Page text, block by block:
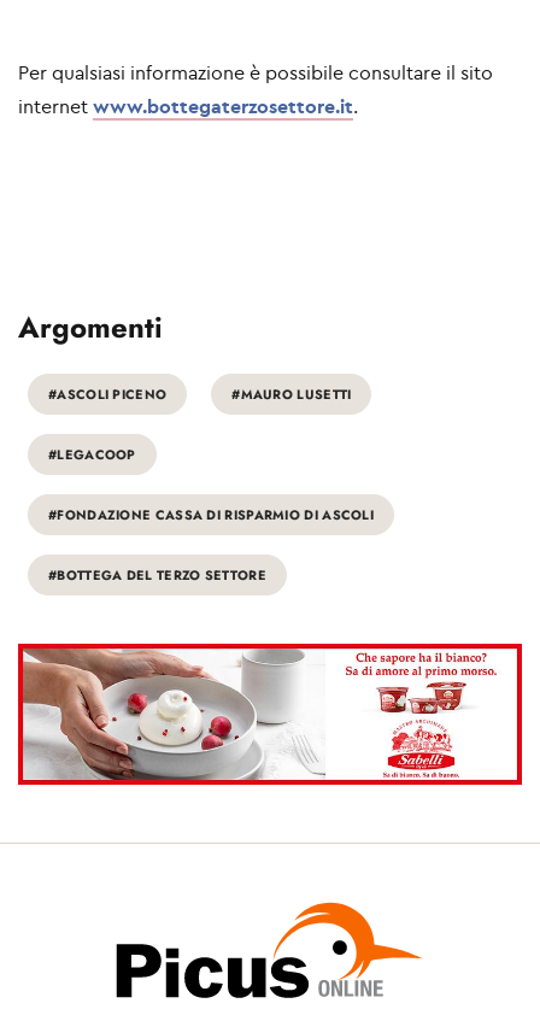
Per qualsiasi informazione è possibile consultare il sito
internet www.bottegaterzosettore.it.
Argomenti
#ASCOLI PICENO #MAURO LUSETTI
#LEGACOOP
#FONDAZIONE CASSA DI RISPARMIO DI ASCOLI
#BOTTEGA DEL TERZO SETTORE